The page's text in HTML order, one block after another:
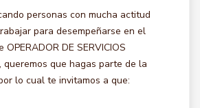
personas con mucha actitud
para desempeñarse en el
OPERADOR DE SERVICIOS
queremos que hagas parte de la
lo cual te invitamos a que: